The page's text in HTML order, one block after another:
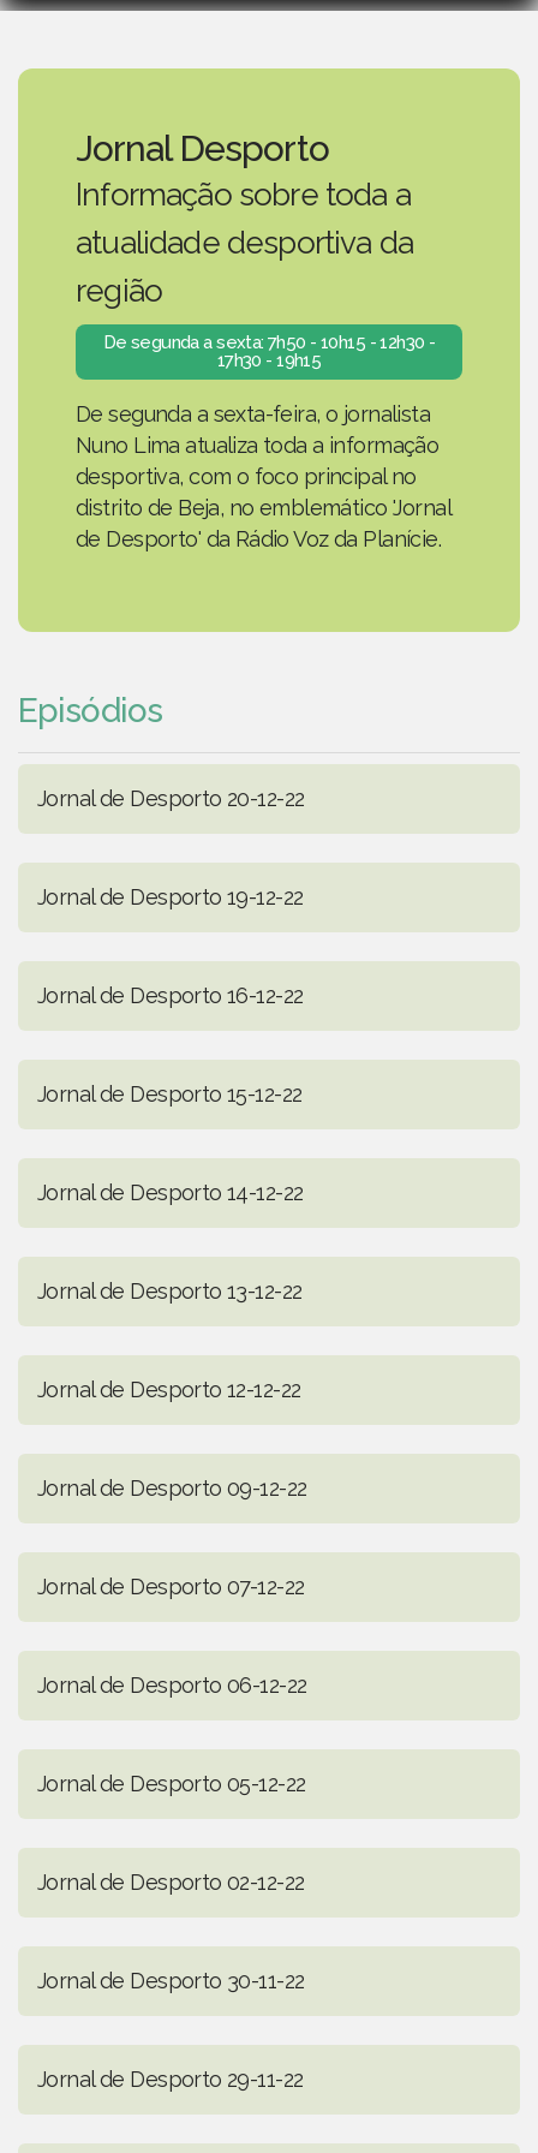
Jornal Desporto
Informação sobre toda a
atualidade desportiva da
região
De segunda a sexta: 7h50 - 10h15 - 12h30 -
17h30 - 19h15
De segunda a sexta-feira, o jornalista
Nuno Lima atualiza toda a informação
desportiva, com o foco principal no
distrito de Beja, no emblemático 'Jornal
de Desporto' da Rádio Voz da Planície.
Episódios
Jornal de Desporto 20-12-22
Jornal de Desporto 19-12-22
Jornal de Desporto 16-12-22
Jornal de Desporto 15-12-22
Jornal de Desporto 14-12-22
Jornal de Desporto 13-12-22
Jornal de Desporto 12-12-22
Jornal de Desporto 09-12-22
Jornal de Desporto 07-12-22
Jornal de Desporto 06-12-22
Jornal de Desporto 05-12-22
Jornal de Desporto 02-12-22
Jornal de Desporto 30-11-22
Jornal de Desporto 29-11-22